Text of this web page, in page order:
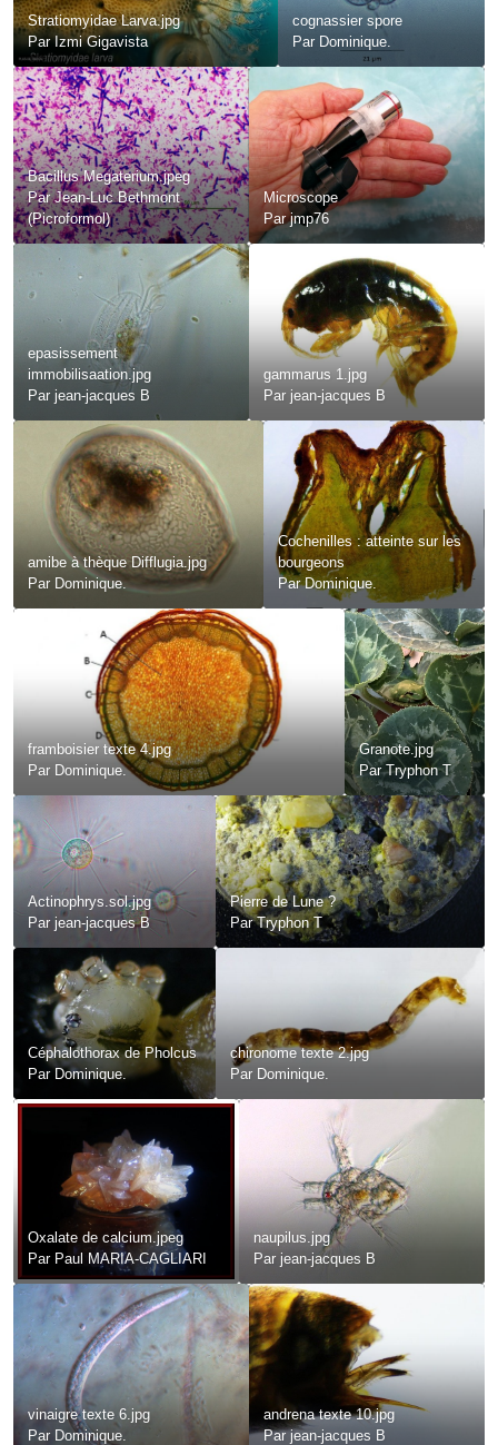
Stratiomyidae Larva.jpg
ParIzmi Gigavista
cognassier spore
Par Dominique.
Bacillus Megaterium.jpeg
ParJean-Luc Bethmont
(Picroformol)
Microscope
Parjmp76
epasissement
immobilisaation.jpg
Par jean-jacques B
gammarus 1.jpg
Par jean-jacques B
amibe à thèque Difflugia.jpg
Par Dominique.
Cochenilles : atteinte sur les
bourgeons
ParDominique.
framboisier texte 4.jpg
Par Dominique.
Granote.jpg
ParTryphon T
Actinophrys.sol.jpg
Par jean-jacques B
Pierre de Lune ?
ParTryphon T
Céphalothorax de Pholcus
Par Dominique.
chironome texte 2.jpg
Par Dominique.
Oxalate de calcium.jpeg
Par Paul MARIA-CAGLIARI
naupilus.jpg
Par jean-jacques B
vinaigre texte 6.jpg
Par Dominique.
andrena texte 10.jpg
Parjean-jacques B